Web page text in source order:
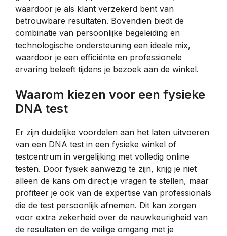
waardoor je als klant verzekerd bent van
betrouwbare resultaten. Bovendien biedt de
combinatie van persoonlijke begeleiding en
technologische ondersteuning een ideale mix,
waardoor je een efficiënte en professionele
ervaring beleeft tijdens je bezoek aan de winkel.
Waarom kiezen voor een fysieke
DNA test
Er zijn duidelijke voordelen aan het laten uitvoeren
van een DNA test in een fysieke winkel of
testcentrum in vergelijking met volledig online
testen. Door fysiek aanwezig te zijn, krijg je niet
alleen de kans om direct je vragen te stellen, maar
profiteer je ook van de expertise van professionals
die de test persoonlijk afnemen. Dit kan zorgen
voor extra zekerheid over de nauwkeurigheid van
de resultaten en de veilige omgang met je